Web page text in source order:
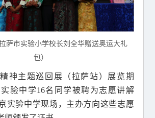
萨市实验小学校长刘全华赠送奥运大礼
包）
神主题巡回展（拉萨站）展览期
验中学16名同学被聘为志愿讲解
实验中学现场，主办方向这些志愿